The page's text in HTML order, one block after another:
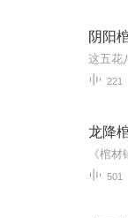
阴阳
221
龙降
501